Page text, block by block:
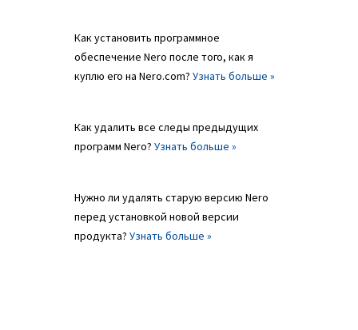
Как установить программное
обеспечение Nero после того, как я
куплю его на Nero.com? Узнать больше »
Как удалить все следы предыдущих
программ Nero? Узнать больше »
Нужно ли удалять старую версию Nero
перед установкой новой версии
продукта? Узнать больше »